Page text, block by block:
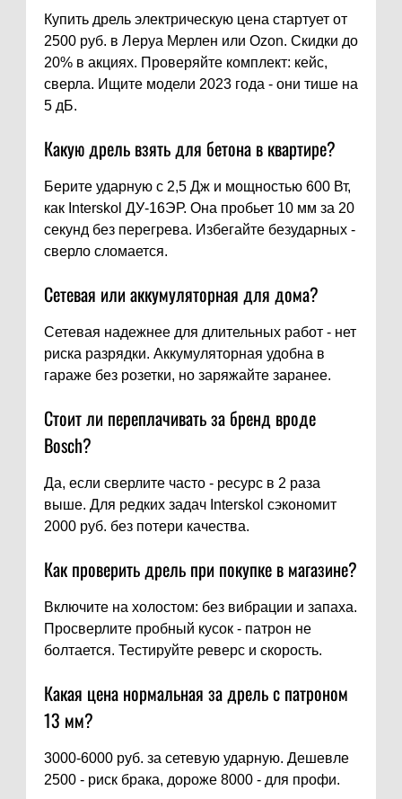
Купить дрель электрическую цена стартует от
2500 руб. в Леруа Мерлен или Ozon. Скидки до
20% в акциях. Проверяйте комплект: кейс,
сверла. Ищите модели 2023 года - они тише на
5 дБ.
Какую дрель взять для бетона в квартире?
Берите ударную с 2,5 Дж и мощностью 600 Вт,
как Interskol ДУ-16ЭР. Она пробьет 10 мм за 20
секунд без перегрева. Избегайте безударных -
сверло сломается.
Сетевая или аккумуляторная для дома?
Сетевая надежнее для длительных работ - нет
риска разрядки. Аккумуляторная удобна в
гараже без розетки, но заряжайте заранее.
Стоит ли переплачивать за бренд вроде
Bosch?
Да, если сверлите часто - ресурс в 2 раза
выше. Для редких задач Interskol сэкономит
2000 руб. без потери качества.
Как проверить дрель при покупке в магазине?
Включите на холостом: без вибрации и запаха.
Просверлите пробный кусок - патрон не
болтается. Тестируйте реверс и скорость.
Какая цена нормальная за дрель с патроном
13 мм?
3000-6000 руб. за сетевую ударную. Дешевле
2500 - риск брака, дороже 8000 - для профи.